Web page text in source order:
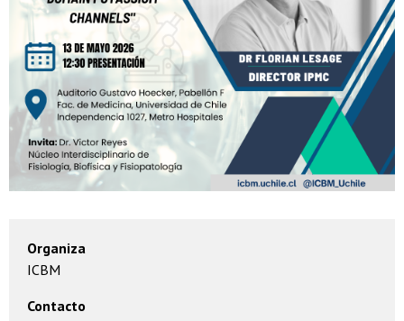
Organiza
ICBM
Contacto